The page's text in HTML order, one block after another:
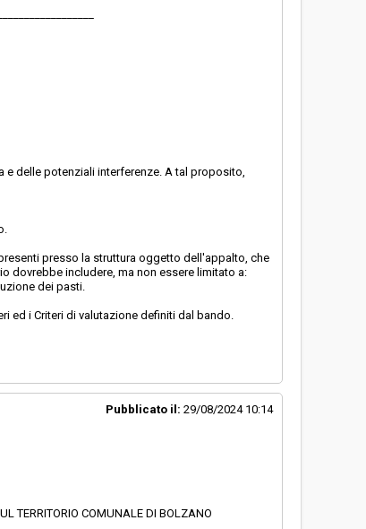
e delle potenziali interferenze. A tal proposito,
presso la struttura oggetto dell'appalto, che
dovrebbe includere, ma non essere limitato a:
dei pasti.
ed i Criteri di valutazione definiti dal bando.
Pubblicato il: 29/08/2024 10:14
TERRITORIO COMUNALE DI BOLZANO